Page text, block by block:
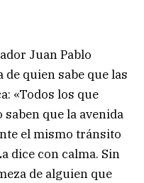
Juan Pablo
de quien sabe que las
«Todos los que
que la avenida
el mismo tránsito
dice con calma. Sin
de alguien que